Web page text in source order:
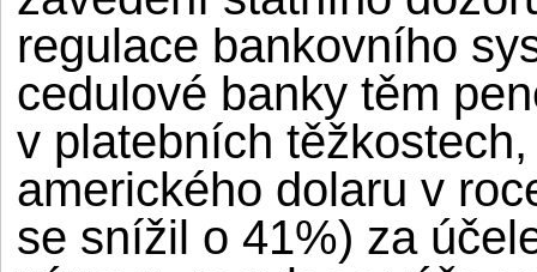
regulace bankovního
cedulové banky těm
v platebních
amerického dolaru v
se snížil o 41%) za